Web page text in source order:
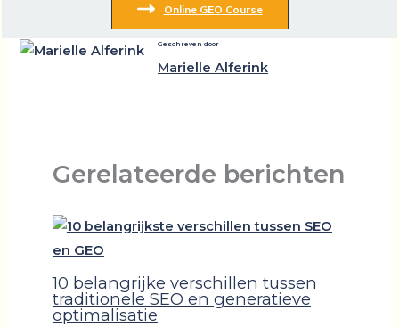
Online GEO Course
Geschreven door
Marielle Alferink
Gerelateerde berichten
10 belangrijke verschillen tussen
traditionele SEO en generatieve
optimalisatie